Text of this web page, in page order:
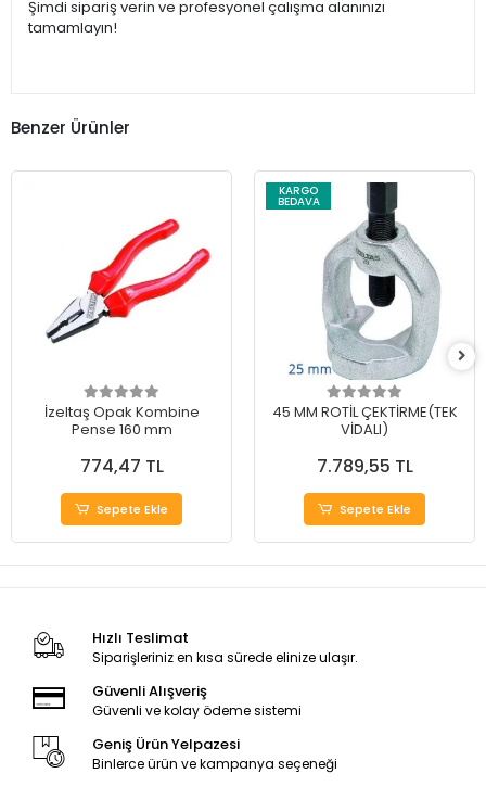
Şimdi sipariş verin ve profesyonel çalışma alanınızı
tamamlayın!
Benzer Ürünler
İzeltaş Opak Kombine
Pense 160 mm
774,47 TL
Sepete Ekle
KARGO
BEDAVA
45 MM ROTİL ÇEKTİRME(TEK
VİDALI)
7.789,55 TL
Sepete Ekle
Hızlı Teslimat
Siparişleriniz en kısa sürede elinize ulaşır.
Güvenli Alışveriş
Güvenli ve kolay ödeme sistemi
Geniş Ürün Yelpazesi
Binlerce ürün ve kampanya seçeneği